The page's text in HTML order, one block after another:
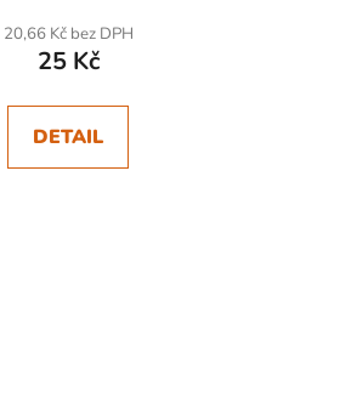
20,66 Kč bez DPH
25 Kč
DETAIL